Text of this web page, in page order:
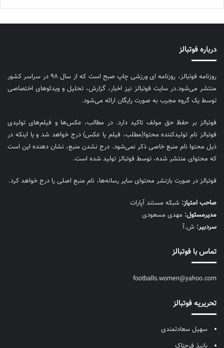
درباره فوتبالز
روزنامه فوتبالز، روزنامه ای ورزشی چاپ صبح است که از سال ۹۸ در سراسر کشور
منتشر می‌شود.در سایت فوتبالز نیز اخبار، گزارش، تحلیل و ویدئوهای اختصاصی
توسط یک گروه مجرب به صورت رایگان ارائه می‌شود.
فوتبالز بر حفظ حق مولف تاکید دارد. در مطالب، عکس‌ها و فیلم‌های تولیدی
فوتبالز نام تولیدکننده محتوا(مطلب، فیلم یا عکس) درج خواهد شد و یا اینکه در
ذیل محتوا نام منبع خاصی ذکر نمی‌‎شود. درج نشدن منبع، نشان دهنده این است
که محتوای منتشر شده، توسط فوتبالز تولید شده است.
فوتبالز در صورت بازنشر محتوای سایر رسانه‌ها، نام منبع اصلی را درج خواهد کرد.
صاحب امتیاز: شبکه مستند آپارات
مديرمسئول: مهدی مسعودی
سردبیر: ش.آ
تماس با فوتبالز
footballs.women@yahoo.com
تحریریه فوتبالز
سهیل سعادتمندی
پانیذ فرحناک